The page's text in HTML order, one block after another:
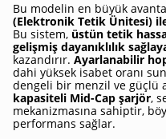
Bu modelin en büyük
(Elektronik Tetik Ünitesi)
Bu sistem, üstün tetik
gelişmiş dayanıklılık
kazandırır. Ayarlanabilir
dahi yüksek isabet oranı
dengeli bir menzil ve güçlü
kapasiteli Mid-Cap şarjör,
mekanizmasına sahiptir,
performans sağlar.